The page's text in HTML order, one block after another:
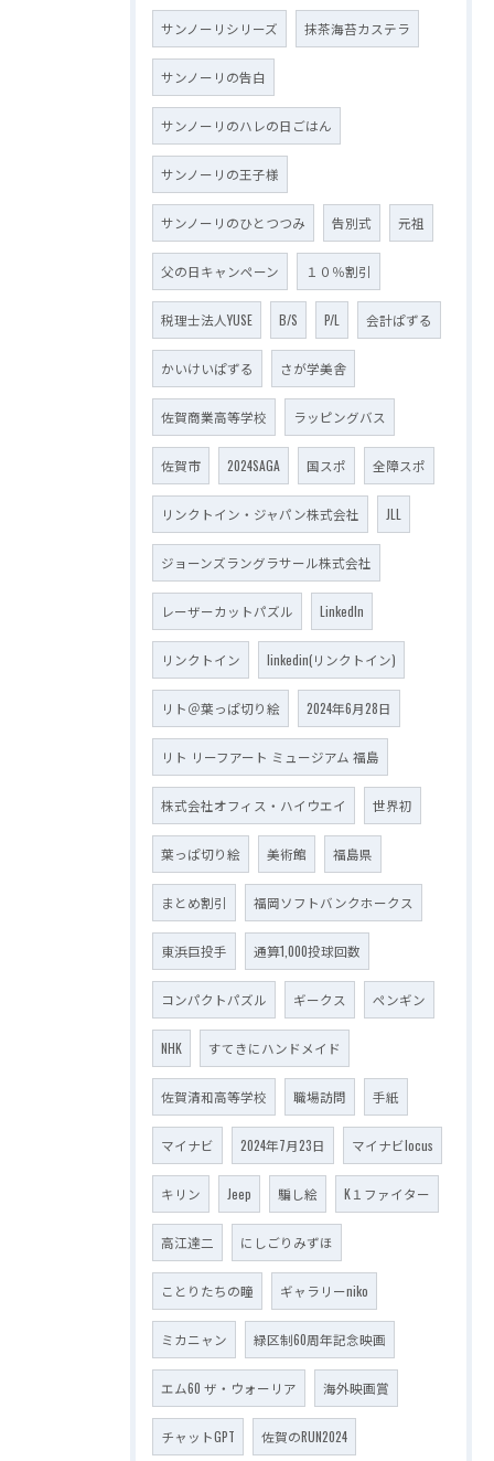
サンノーリシリーズ 抹茶海苔カステラ
サンノーリの告白
サンノーリのハレの日ごはん
サンノーリの王子様
サンノーリのひとつつみ 告別式 元祖
父の日キャンペーン １０％割引
税理士法人YUSE B/S P/L 会計ぱずる
かいけいぱずる さが学美舎
佐賀商業高等学校 ラッピングバス
佐賀市 2024SAGA 国スポ 全障スポ
リンクトイン・ジャパン株式会社 JLL
ジョーンズラングラサール株式会社
レーザーカットパズル LinkedIn
リンクトイン linkedin(リンクトイン)
リト＠葉っぱ切り絵 2024年6月28日
リト リーフアート ミュージアム 福島
株式会社オフィス・ハイウエイ 世界初
葉っぱ切り絵 美術館 福島県
まとめ割引 福岡ソフトバンクホークス
東浜巨投手 通算1,000投球回数
コンパクトパズル ギークス ペンギン
NHK すてきにハンドメイド
佐賀清和高等学校 職場訪問 手紙
マイナビ 2024年7月23日 マイナビlocus
キリン Jeep 騙し絵 K１ファイター
高江達二 にしごりみずほ
ことりたちの瞳 ギャラリーniko
ミカニャン 緑区制60周年記念映画
エム60 ザ・ウォーリア 海外映画賞
チャットGPT 佐賀のRUN2024